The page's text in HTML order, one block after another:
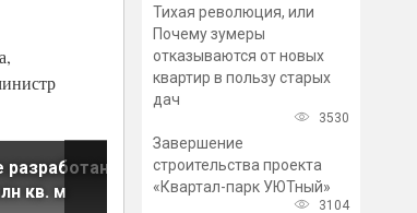
кв. м
Цены на первичном рынке
жилья до конца года
Тихая революция, или
Почему зумеры
отказываются от новых
квартир в пользу старых
дач
3530
Завершение
строительства проекта
«Квартал-парк УЮТный»
3104